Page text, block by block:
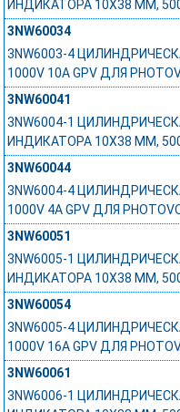
ИНДИКАТОРА 10Х38 ММ,
3NW60034
3NW6003-4
1000V 10A GPV ДЛЯ
3NW60041
3NW6004-1
ИНДИКАТОРА 10Х38 ММ,
3NW60044
3NW6004-4
1000V 4A GPV ДЛЯ
3NW60051
3NW6005-1
ИНДИКАТОРА 10Х38 ММ,
3NW60054
3NW6005-4
1000V 16A GPV ДЛЯ
3NW60061
3NW6006-1